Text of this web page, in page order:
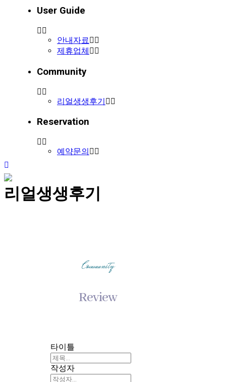
User Guide
안내자료
제휴업체
Community
리얼생생후기
Reservation
예약문의
리얼생생후기
Community
Review
타이틀
작성자